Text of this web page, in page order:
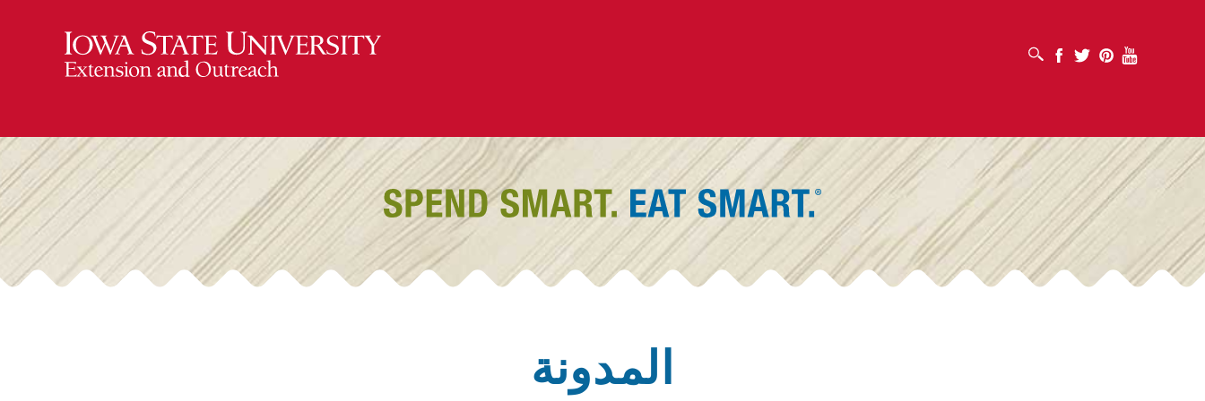
افتح مربع البحثFacebook TwitterPinterestYoutube
المدونة